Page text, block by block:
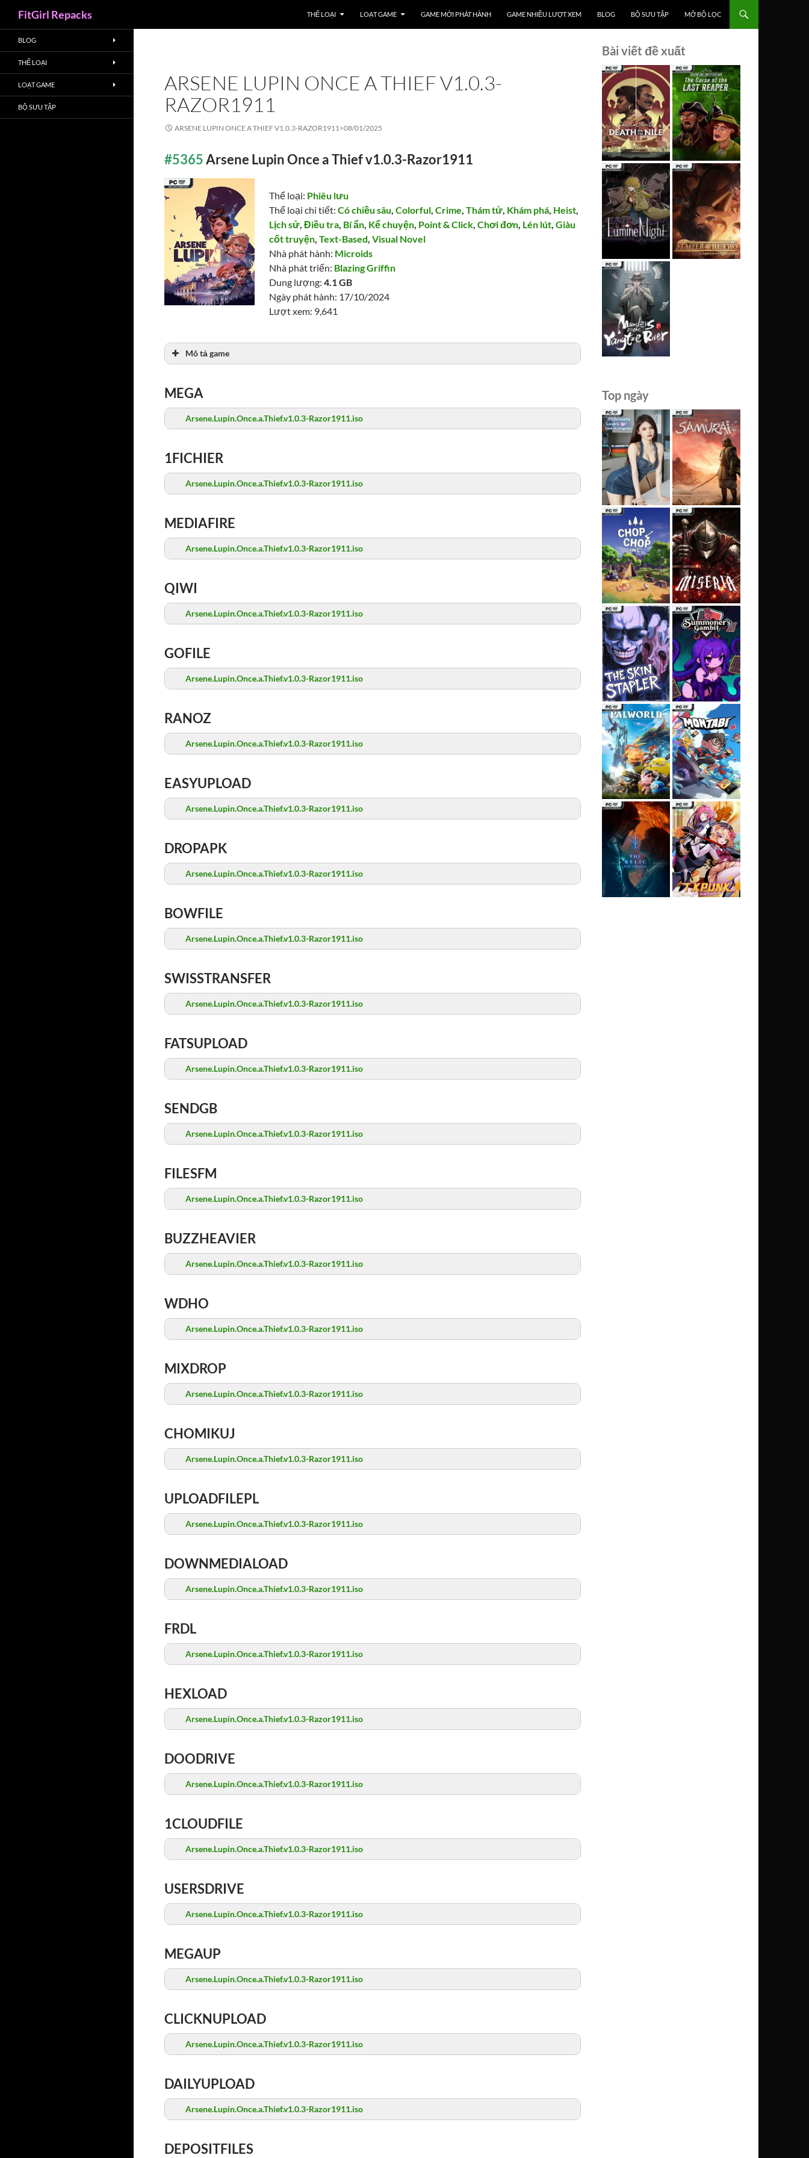
FitGirl Repacks THỂ LOẠI LOẠT GAME GAME MỚI PHÁT HÀNH GAME NHIỀU LƯỢT XEM BLOG BỘ SƯU TẬP MỞ BỘ LỌC
ARSENE LUPIN ONCE A THIEF V1.0.3-
RAZOR1911
ARSENE LUPIN ONCE A THIEF V1.0.3-RAZOR1911>08/01/2025
#5365Arsene Lupin Once a Thief v1.0.3-Razor1911
Thể loại: Phiêu lưu
Thể loại chi tiết:Có chiều sâu,Colorful,Crime,Thám tử, Khám phá, Heist,
Lịch sử,Điều tra, Bí ẩn, Kể chuyện, Point & Click,Chơi đơn, Lén lút,Giàu
cốt truyện,Text-Based,Visual Novel
Nhà phát hành: Microids
Nhà phát triển: Blazing Griffin
Dung lượng:4.1 GB
Ngày phát hành: 17/10/2024
Lượt xem: 9,641
Mô tả game
MEGA
Arsene.Lupin.Once.a.Thief.v1.0.3-Razor1911.iso
1FICHIER
Arsene.Lupin.Once.a.Thief.v1.0.3-Razor1911.iso
MEDIAFIRE
Arsene.Lupin.Once.a.Thief.v1.0.3-Razor1911.iso
QIWI
Arsene.Lupin.Once.a.Thief.v1.0.3-Razor1911.iso
GOFILE
Arsene.Lupin.Once.a.Thief.v1.0.3-Razor1911.iso
RANOZ
Arsene.Lupin.Once.a.Thief.v1.0.3-Razor1911.iso
EASYUPLOAD
Arsene.Lupin.Once.a.Thief.v1.0.3-Razor1911.iso
DROPAPK
Arsene.Lupin.Once.a.Thief.v1.0.3-Razor1911.iso
BOWFILE
Arsene.Lupin.Once.a.Thief.v1.0.3-Razor1911.iso
SWISSTRANSFER
Arsene.Lupin.Once.a.Thief.v1.0.3-Razor1911.iso
FATSUPLOAD
Arsene.Lupin.Once.a.Thief.v1.0.3-Razor1911.iso
SENDGB
Arsene.Lupin.Once.a.Thief.v1.0.3-Razor1911.iso
FILESFM
Arsene.Lupin.Once.a.Thief.v1.0.3-Razor1911.iso
BUZZHEAVIER
Arsene.Lupin.Once.a.Thief.v1.0.3-Razor1911.iso
WDHO
Arsene.Lupin.Once.a.Thief.v1.0.3-Razor1911.iso
MIXDROP
Arsene.Lupin.Once.a.Thief.v1.0.3-Razor1911.iso
CHOMIKUJ
Arsene.Lupin.Once.a.Thief.v1.0.3-Razor1911.iso
UPLOADFILEPL
Arsene.Lupin.Once.a.Thief.v1.0.3-Razor1911.iso
DOWNMEDIALOAD
Arsene.Lupin.Once.a.Thief.v1.0.3-Razor1911.iso
FRDL
Arsene.Lupin.Once.a.Thief.v1.0.3-Razor1911.iso
HEXLOAD
Arsene.Lupin.Once.a.Thief.v1.0.3-Razor1911.iso
DOODRIVE
Arsene.Lupin.Once.a.Thief.v1.0.3-Razor1911.iso
1CLOUDFILE
Arsene.Lupin.Once.a.Thief.v1.0.3-Razor1911.iso
USERSDRIVE
Arsene.Lupin.Once.a.Thief.v1.0.3-Razor1911.iso
MEGAUP
Arsene.Lupin.Once.a.Thief.v1.0.3-Razor1911.iso
CLICKNUPLOAD
Arsene.Lupin.Once.a.Thief.v1.0.3-Razor1911.iso
DAILYUPLOAD
Arsene.Lupin.Once.a.Thief.v1.0.3-Razor1911.iso
DEPOSITFILES
Bài viết đề xuất
Top ngày
BLOG
THỂ LOẠI
LOẠT GAME
BỘ SƯU TẬP